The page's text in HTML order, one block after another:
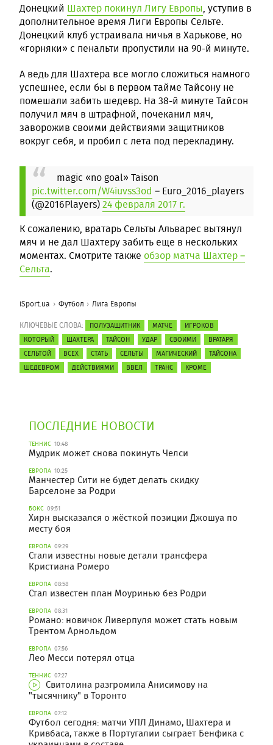
Донецкий Шахтер покинул Лигу Европы, уступив в
дополнительное время Лиги Европы Сельте.
Донецкий клуб устраивала ничья в Харькове, но
«горняки» с пенальти пропустили на 90-й минуте.
А ведь для Шахтера все могло сложиться намного
успешнее, если бы в первом тайме Тайсону не
помешали забить шедевр. На 38-й минуте Тайсон
получил мяч в штрафной, почеканил мяч,
заворожив своими действиями защитников
вокруг себя, и пробил с лета под перекладину.
magic «no goal» Taison
pic.twitter.com/W4iuvss3od – Euro_2016_players
(@2016Players)24 февраля 2017 г.
К сожалению, вратарь Сельты Альварес вытянул
мяч и не дал Шахтеру забить еще в нескольких
моментах. Смотрите также обзор матча Шахтер –
Сельта.
iSport.ua Футбол Лига Европы
КЛЮЧЕВЫЕ СЛОВА: ПОЛУЗАЩИТНИК МАТЧЕ
ИГРОКОВ
КОТОРЫЙ
ШАХТЕРА ТАЙСОН УДАР СВОИМИ
ВРАТАРЯ
СЕЛЬТОЙ
ВСЕХ СТАТЬ СЕЛЬТЫ МАГИЧЕСКИЙ
ТАЙСОНА
ШЕДЕВРОМ
ДЕЙСТВИЯМИ ВВЕЛ ТРАНС КРОМЕ
ПОСЛЕДНИЕ НОВОСТИ
ТЕННИС 10:48
Мудрик может снова покинуть Челси
ЕВРОПА 10:25
Манчестер Сити не будет делать скидку
Барселоне за Родри
БОКС 09:51
Хирн высказался о жёсткой позиции Джошуа по
месту боя
ЕВРОПА 09:29
Стали известны новые детали трансфера
Кристиана Ромеро
ЕВРОПА 08:58
Стал известен план Моуринью без Родри
ЕВРОПА 08:31
Романо: новичок Ливерпуля может стать новым
Трентом Арнольдом
ЕВРОПА 07:56
Лео Месси потерял отца
ТЕННИС 07:27
Свитолина разгромила Анисимову на
"тысячнику" в Торонто
ЕВРОПА 07:12
Футбол сегодня: матчи УПЛ Динамо, Шахтера и
Кривбаса, также в Португалии сыграет Бенфика с